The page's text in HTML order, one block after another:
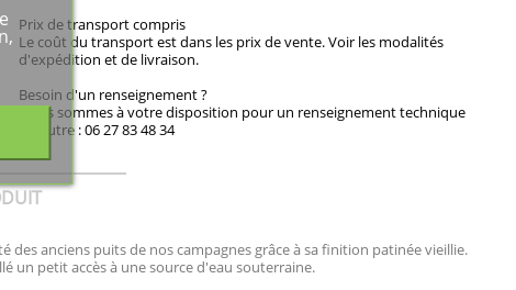
Prix de transport compris
Le coût du transport est dans les prix de vente. Voir les modalités
d'expédition et de livraison.
Besoin d'un renseignement ?
Nous sommes à votre disposition pour un renseignement technique
ou autre : 06 27 83 48 34
anciens puits de nos campagnes grâce à sa finition patinée vieillie.
un petit accès à une source d'eau souterraine.